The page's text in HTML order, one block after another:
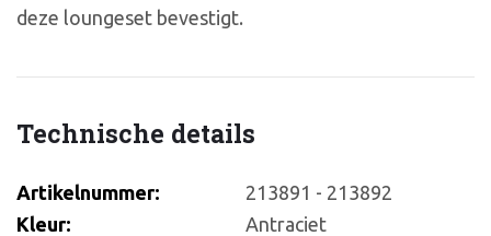
deze loungeset bevestigt.
Technische details
Artikelnummer:
213891 - 213892
Kleur:
Antraciet